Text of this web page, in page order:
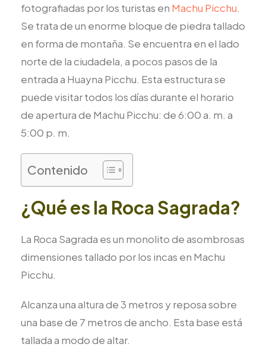
fotografiadas por los turistas en Machu Picchu.
Se trata de un enorme bloque de piedra tallado
en forma de montaña. Se encuentra en el lado
norte de la ciudadela, a pocos pasos de la
entrada a Huayna Picchu. Esta estructura se
puede visitar todos los días durante el horario
de apertura de Machu Picchu: de 6:00 a. m. a
5:00 p. m.
Contenido
¿Qué es la Roca Sagrada?
La Roca Sagrada es un monolito de asombrosas
dimensiones tallado por los incas en Machu
Picchu.
Alcanza una altura de 3 metros y reposa sobre
una base de 7 metros de ancho. Esta base está
tallada a modo de altar.